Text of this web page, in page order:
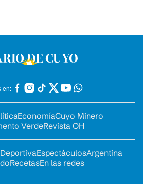
en:
EconomíaCuyo Minero
VerdeRevista OH
EspectáculosArgentina
RecetasEn las redes